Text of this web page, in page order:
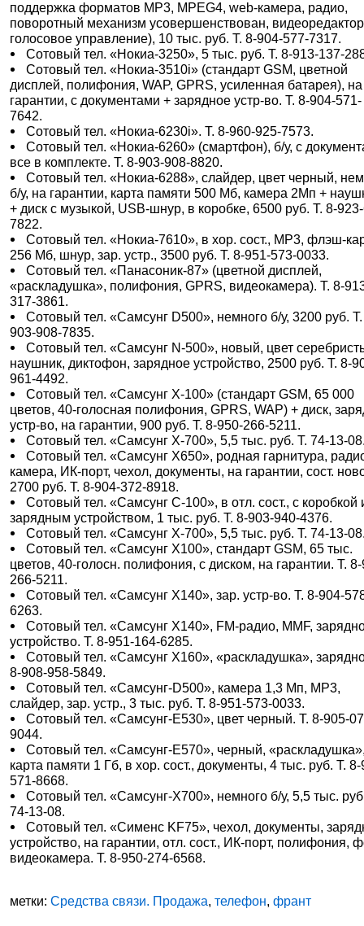
поддержка форматов MP3, MPEG4, web-камера, радио,
поворотный механизм усовершенствован,
голосовое управление), 10 тыс. руб. Т. 8-904-577-7317.
Сотовый тел. «Нокиа-3250», 5 тыс. руб. Т. 8-913-137-
Сотовый тел. «Нокиа-3510i» (стандарт GSM, цветной
дисплей, полифония, WAP, GPRS, усиленная батарея), на
гарантии, с документами + зарядное устр-во. Т. 8-904-571-
7642.
Сотовый тел. «Нокиа-6230i». Т. 8-960-925-7573.
Сотовый тел. «Нокиа-6260» (смартфон), б/у, с
все в комплекте. Т. 8-903-908-8820.
Сотовый тел. «Нокиа-6288», слайдер, цвет черный,
б/у, на гарантии, карта памяти 500 Мб, камера 2Мп +
+ диск с музыкой, USB-шнур, в коробке, 6500 руб. Т. 8-
7822.
Сотовый тел. «Нокиа-7610», в хор. сост., МР3, флэш-
256 Мб, шнур, зар. устр., 3500 руб. Т. 8-951-573-0033.
Сотовый тел. «Панасоник-87» (цветной дисплей,
«раскладушка», полифония, GPRS, видеокамера). Т. 8-
317-3861.
Сотовый тел. «Самсунг D500», немного б/у, 3200 руб.
903-908-7835.
Сотовый тел. «Самсунг N-500», новый, цвет
наушник, диктофон, зарядное устройство, 2500 руб. Т. 8-
961-4492.
Сотовый тел. «Самсунг X-100» (стандарт GSM, 65 000
цветов, 40-голосная полифония, GPRS, WAP) + диск,
устр-во, на гарантии, 900 руб. Т. 8-950-266-5211.
Сотовый тел. «Самсунг X-700», 5,5 тыс. руб. Т. 74-13-
Сотовый тел. «Самсунг X650», родная гарнитура,
камера, ИК-порт, чехол, документы, на гарантии, сост.
2700 руб. Т. 8-904-372-8918.
Сотовый тел. «Самсунг С-100», в отл. сост., с коробкой
зарядным устройством, 1 тыс. руб. Т. 8-903-940-4376.
Сотовый тел. «Самсунг Х-700», 5,5 тыс. руб. Т. 74-13-
Сотовый тел. «Самсунг Х100», стандарт GSM, 65 тыс.
цветов, 40-голосн. полифония, с диском, на гарантии. Т.
266-5211.
Сотовый тел. «Самсунг Х140», зар. устр-во. Т. 8-904-
6263.
Сотовый тел. «Самсунг Х140», FM-радио, MMF,
устройство. Т. 8-951-164-6285.
Сотовый тел. «Самсунг Х160», «раскладушка»,
8-908-958-5849.
Сотовый тел. «Самсунг-D500», камера 1,3 Мп, МР3,
слайдер, зар. устр., 3 тыс. руб. Т. 8-951-573-0033.
Сотовый тел. «Самсунг-Е530», цвет черный. Т. 8-905-
9044.
Сотовый тел. «Самсунг-Е570», черный,
карта памяти 1 Гб, в хор. сост., документы, 4 тыс. руб. Т.
571-8668.
Сотовый тел. «Самсунг-Х700», немного б/у, 5,5 тыс.
74-13-08.
Сотовый тел. «Сименс KF75», чехол, документы,
устройство, на гарантии, отл. сост., ИК-порт, полифония,
видеокамера. Т. 8-950-274-6568.
метки:Средства связи. Продажа,телефон,франт